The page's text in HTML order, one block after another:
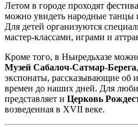
Летом в городе проходят
можно увидеть народные
Для детей организуются
мастер-классами, играми и
Кроме того, в Ньиредьхазе
Музей Сабалоч-Сатмар-Берега
экспонаты, рассказывающие об
времен до наших дней. Для
представляет и Церковь
возведенная в XVII веке.